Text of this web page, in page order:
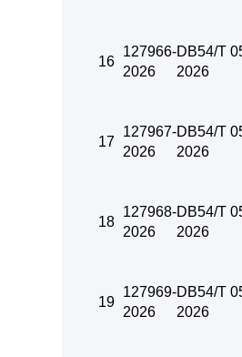
16
127966-
2026
DB54/T
2026
17
127967-
2026
DB54/T
2026
18
127968-
2026
DB54/T
2026
19
127969-
2026
DB54/T
2026